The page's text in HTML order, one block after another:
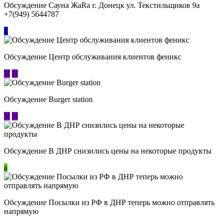
Обсуждение Сауна ЖаRa г. Донецк ул. Текстильщиков 9а
+7(949) 5644787
к
Обсуждение Центр обслуживания клиентов феникс
Н Н
Обсуждение Burger station
N N
Обсуждение В ДНР снизились цены на некоторые продукты
a
Обсуждение Посылки из РФ в ДНР теперь можно отправлять
напрямую